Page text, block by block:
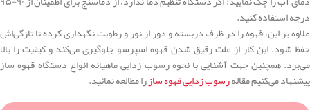
درجه استفاده کنید.
علاوه بر این، قهوه را در ظرف دربسته و دور از نور و رطوبت نگهداری کرده تا تازگی‌اش
حفظ شود. این کار از علت رقیق شدن قهوه اسپرسو جلوگیری می‌کند و کیفیت را بالا
می‌برد. همچنین جهت آشنایی با نحوه رسوب زدایی ماهیانه انواع دستگاه قهوه ساز
پیشنهاد می‌کنیم مقالهرسوب زدایی قهوه سازرا مطالعه نمائید.